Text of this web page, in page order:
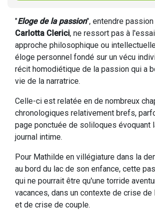
"Eloge de la passion", entendre
Carlotta Clerici, ne ressort pas à
approche philosophique ou
éloge personnel fondé sur un vécu
récit homodiétique de la passion qui a
vie de la narratrice.
Celle-ci est relatée en de nombreux
chronologiques relativement brefs,
page ponctuée de soliloques évoquant
journal intime.
Pour Mathilde en villégiature dans la
au bord du lac de son enfance, cette
qui ne pourrait être qu'une torride
vacances, dans un contexte de crise de
et de crise de couple.